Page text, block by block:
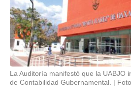
La Auditoría manifestó que la UABJO
de Contabilidad Gubernamental.